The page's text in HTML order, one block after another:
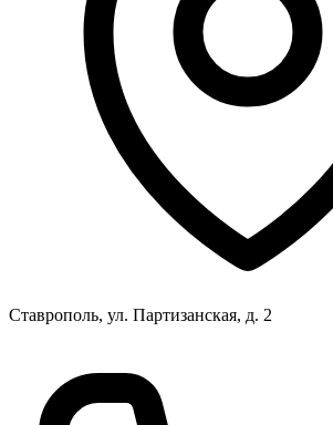
Ставрополь, ул. Партизанская, д. 2